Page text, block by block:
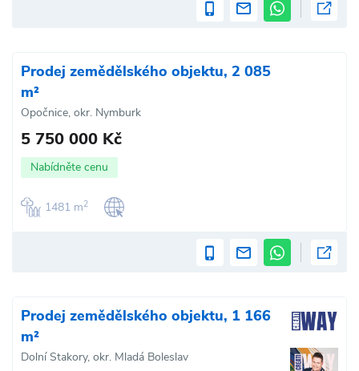
Prodej zemědělského objektu, 2 085
m²
Opočnice, okr. Nymburk
5 750 000 Kč
Nabídněte cenu
1481 m2
Prodej zemědělského objektu, 1 166
m²
Dolní Stakory, okr. Mladá Boleslav